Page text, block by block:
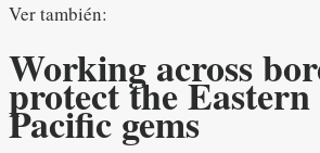
Ver también:
Working across
protect the
Pacific gems